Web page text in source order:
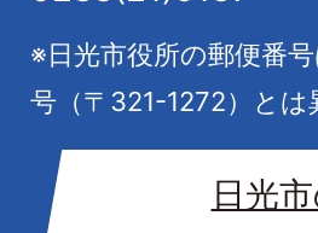
※日光市役所の郵便番
号（〒321-1272）とは
日光